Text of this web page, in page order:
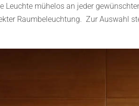
Leuchte mühelos an jeder
Raumbeleuchtung. Zur Auswahl